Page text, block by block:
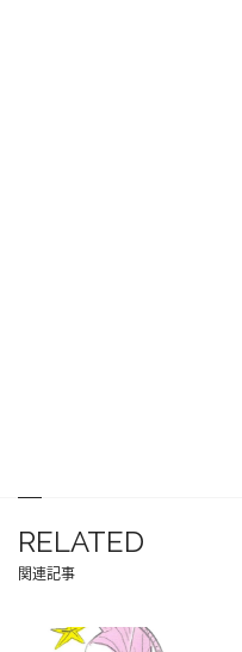
RELATED
関連記事